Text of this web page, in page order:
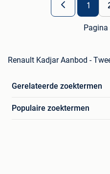
1
Pagina
Renault Kadjar Aanbod -
Gerelateerde zoektermen
Populaire zoektermen